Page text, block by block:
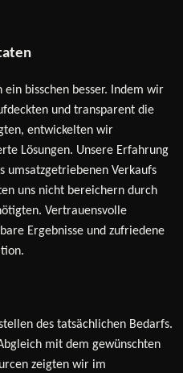
bisschen besser. Indem wir
und transparent die
entwickelten wir
Lösungen. Unsere Erfahrung
umsatzgetriebenen Verkaufs
uns nicht bereichern durch
Vertrauensvolle
Ergebnisse und zufriedene
des tatsächlichen Bedarfs.
mit dem gewünschten
zeigten wir im